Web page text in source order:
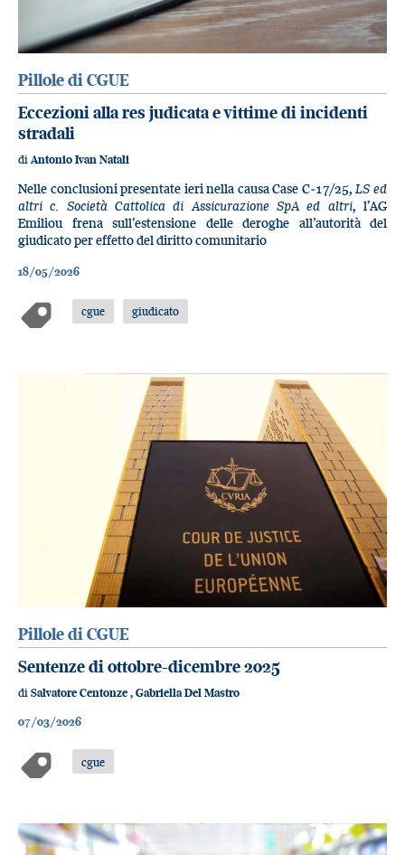
Pillole di CGUE
Eccezioni alla res judicata e vittime di incidenti
stradali
di Antonio Ivan Natali
Nelle conclusioni presentate ieri nella causa Case C‑17/25,LS ed
altri c. Società Cattolica di Assicurazione SpA ed altri, l’AG
Emiliou frena sull’estensione delle deroghe all’autorità del
giudicato per effetto del diritto comunitario
18/05/2026
cgue giudicato
Pillole di CGUE
Sentenze di ottobre-dicembre 2025
di Salvatore Centonze , Gabriella Del Mastro
07/03/2026
cgue